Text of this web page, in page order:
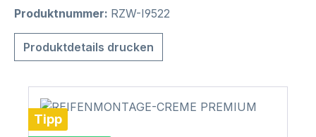
Produktnummer: RZW-I9522
Produktdetails drucken
Tipp